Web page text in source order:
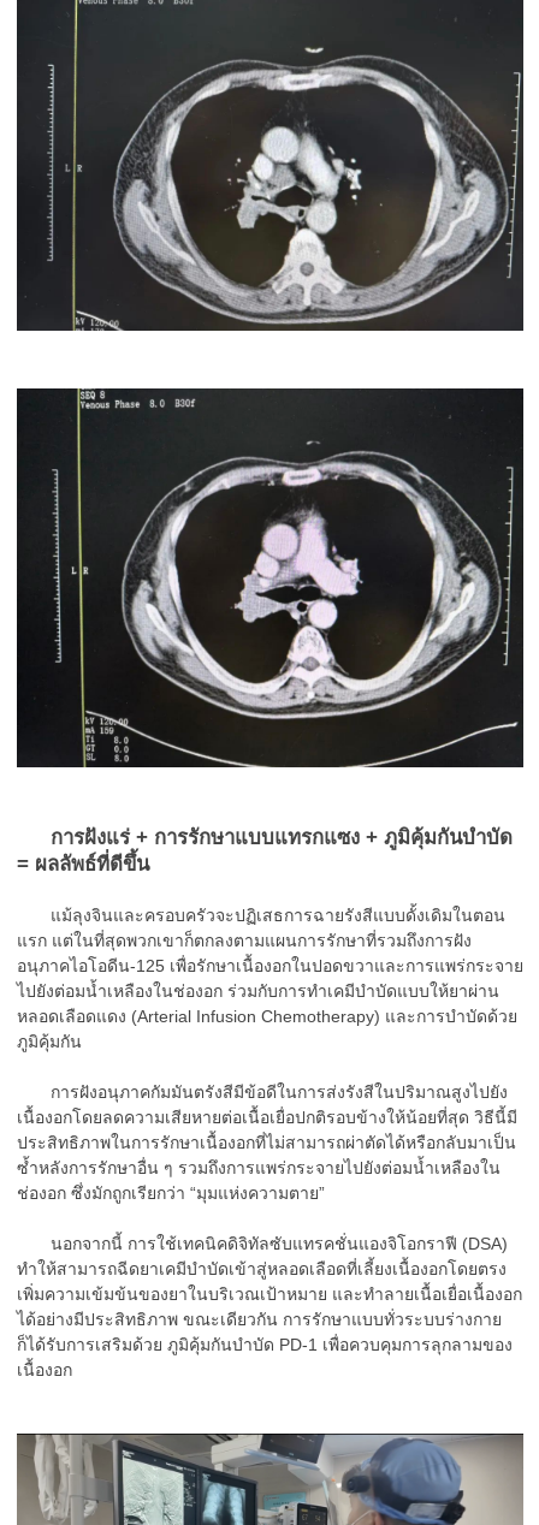
การฝังแร่ + การรักษาแบบแทรกแซง + ภูมิคุ้มกันบำบัด
= ผลลัพธ์ที่ดีขึ้น
แม้ลุงจินและครอบครัวจะปฏิเสธการฉายรังสีแบบดั้งเดิมในตอน
แรก แต่ในที่สุดพวกเขาก็ตกลงตามแผนการรักษาที่รวมถึงการฝัง
อนุภาคไอโอดีน-125 เพื่อรักษาเนื้องอกในปอดขวาและการแพร่กระจาย
ไปยังต่อมน้ำเหลืองในช่องอก ร่วมกับการทำเคมีบำบัดแบบให้ยาผ่าน
หลอดเลือดแดง (Arterial Infusion Chemotherapy) และการบำบัดด้วย
ภูมิคุ้มกัน
การฝังอนุภาคกัมมันตรังสีมีข้อดีในการส่งรังสีในปริมาณสูงไปยัง
เนื้องอกโดยลดความเสียหายต่อเนื้อเยื่อปกติรอบข้างให้น้อยที่สุด วิธีนี้มี
ประสิทธิภาพในการรักษาเนื้องอกที่ไม่สามารถผ่าตัดได้หรือกลับมาเป็น
ซ้ำหลังการรักษาอื่น ๆ รวมถึงการแพร่กระจายไปยังต่อมน้ำเหลืองใน
ช่องอก ซึ่งมักถูกเรียกว่า “มุมแห่งความตาย”
นอกจากนี้ การใช้เทคนิคดิจิทัลซับแทรคชั่นแองจิโอกราฟี (DSA)
ทำให้สามารถฉีดยาเคมีบำบัดเข้าสู่หลอดเลือดที่เลี้ยงเนื้องอกโดยตรง
เพิ่มความเข้มข้นของยาในบริเวณเป้าหมาย และทำลายเนื้อเยื่อเนื้องอก
ได้อย่างมีประสิทธิภาพ ขณะเดียวกัน การรักษาแบบทั่วระบบร่างกาย
ก็ได้รับการเสริมด้วย ภูมิคุ้มกันบำบัด PD-1 เพื่อควบคุมการลุกลามของ
เนื้องอก